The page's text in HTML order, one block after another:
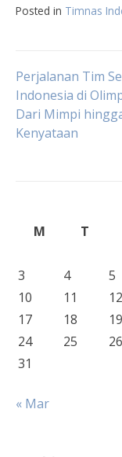
Posted in Timnas
Post
Perjalanan Tim
Indonesia di
Dari Mimpi
Kenyataan
M
T
3
4 5
10
11 12
17
18 19
24
25 26
31
« Mar